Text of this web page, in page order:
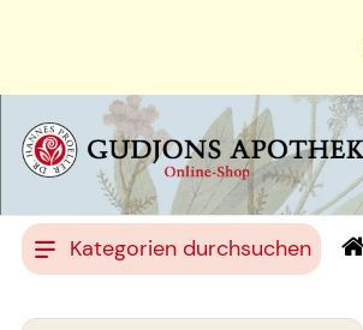
Kategorien durchsuchen